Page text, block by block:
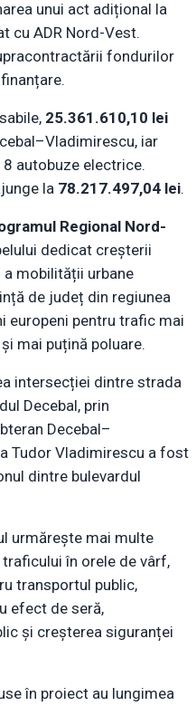
unui act adițional la
cu ADR Nord-Vest.
fondurilor
25.361.610,10 lei
iar
autobuze electrice.
la 78.217.497,04 lei.
Regional Nord-
dedicat creșterii
mobilității urbane
de județ din regiunea
europeni pentru trafic mai
mai puțină poluare.
intersecției dintre strada
Decebal, prin
Decebal–
Tudor Vladimirescu a fost
dintre bulevardul
urmărește mai multe
în orele de vârf,
transportul public,
efect de seră,
și creșterea siguranței
în proiect au lungimea